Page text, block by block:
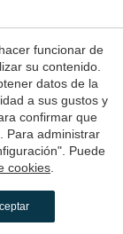
funcionar de
su contenido.
datos de la
a sus gustos y
confirmar que
Para administrar
Puede
cookies